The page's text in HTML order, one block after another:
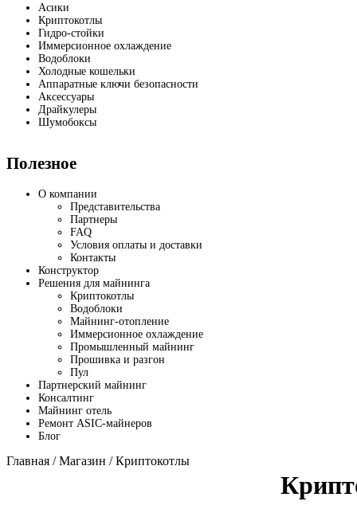
Асики
Криптокотлы
Гидро-стойки
Иммерсионное охлаждение
Водоблоки
Холодные кошельки
Аппаратные ключи безопасности
Аксессуары
Драйкулеры
Шумобоксы
Полезное
О компании
Представительства
Партнеры
FAQ
Условия оплаты и доставки
Контакты
Конструктор
Решения для майнинга
Криптокотлы
Водоблоки
Майнинг-отопление
Иммерсионное охлаждение
Промышленный майнинг
Прошивка и разгон
Пул
Партнерский майнинг
Консалтинг
Майнинг отель
Ремонт ASIC-майнеров
Блог
Главная /Магазин / Криптокотлы